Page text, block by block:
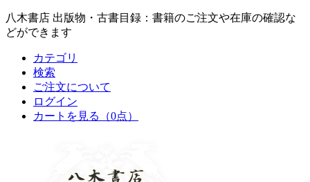
八木書店 出版物・古書目録：書籍のご注文や在庫の確認な
どができます
カテゴリ
検索
ご注文について
ログイン
カートを見る
（0点）